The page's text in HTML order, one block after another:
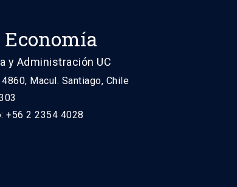
y Administración UC
Macul. Santiago, Chile
+56 2 2354 4028